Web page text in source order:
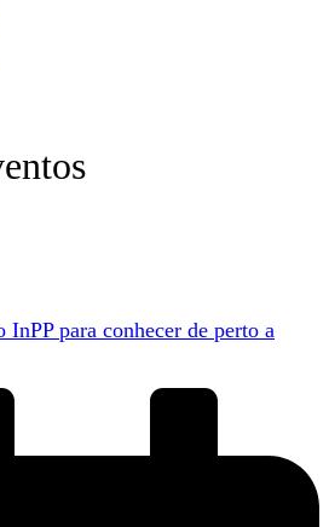
para conhecer de perto a